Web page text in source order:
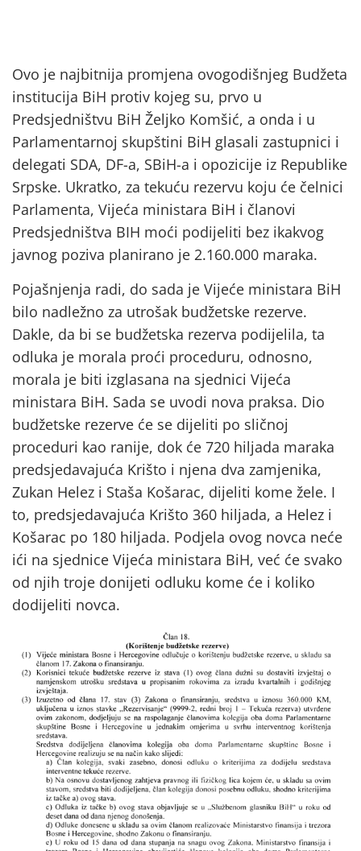
Ovo je najbitnija promjena ovogodišnjeg Budžeta
institucija BiH protiv kojeg su, prvo u
Predsjedništvu BiH Željko Komšić, a onda i u
Parlamentarnoj skupštini BiH glasali zastupnici i
delegati SDA, DF-a, SBiH-a i opozicije iz Republike
Srpske. Ukratko, za tekuću rezervu koju će čelnici
Parlamenta, Vijeća ministara BiH i članovi
Predsjedništva BIH moći podijeliti bez ikakvog
javnog poziva planirano je 2.160.000 maraka.
Pojašnjenja radi, do sada je Vijeće ministara BiH
bilo nadležno za utrošak budžetske rezerve.
Dakle, da bi se budžetska rezerva podijelila, ta
odluka je morala proći proceduru, odnosno,
morala je biti izglasana na sjednici Vijeća
ministara BiH. Sada se uvodi nova praksa. Dio
budžetske rezerve će se dijeliti po sličnoj
proceduri kao ranije, dok će 720 hiljada maraka
predsjedavajuća Krišto i njena dva zamjenika,
Zukan Helez i Staša Košarac, dijeliti kome žele. I
to, predsjedavajuća Krišto 360 hiljada, a Helez i
Košarac po 180 hiljada. Podjela ovog novca neće
ići na sjednice Vijeća ministara BiH, već će svako
od njih troje donijeti odluku kome će i koliko
dodijeliti novca.